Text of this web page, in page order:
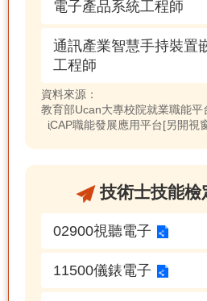
電子產品系統工程師
通訊產業智慧手持裝置
工程師
資料來源：
教育部Ucan大專校院就業職能平
iCAP職能發展應用平台[另開視
技術士技能檢
02900視聽電子
11500儀錶電子